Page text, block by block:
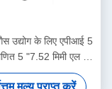
उद्योग के लिए एपीआई 5
5 "7.52 मिमी एल 80
एकल वाल्व स्व-लॉच